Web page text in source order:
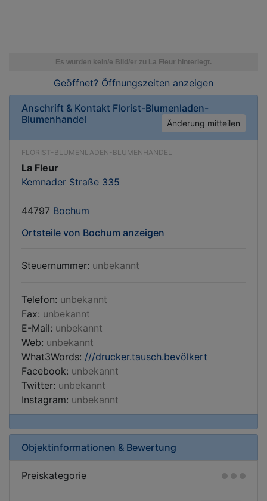
Geöffnet? Öffnungszeiten anzeigen
Anschrift & Kontakt Florist-Blumenladen-
Blumenhandel
Änderung mitteilen
FLORIST-BLUMENLADEN-BLUMENHANDEL
La Fleur
Kemnader Straße 335
44797 Bochum
Ortsteile von Bochum anzeigen
Steuernummer: unbekannt
Telefon: unbekannt
Fax: unbekannt
E-Mail: unbekannt
Web: unbekannt
What3Words: ///drucker.tausch.bevölkert
Facebook: unbekannt
Twitter: unbekannt
Instagram: unbekannt
Objektinformationen & Bewertung
Preiskategorie